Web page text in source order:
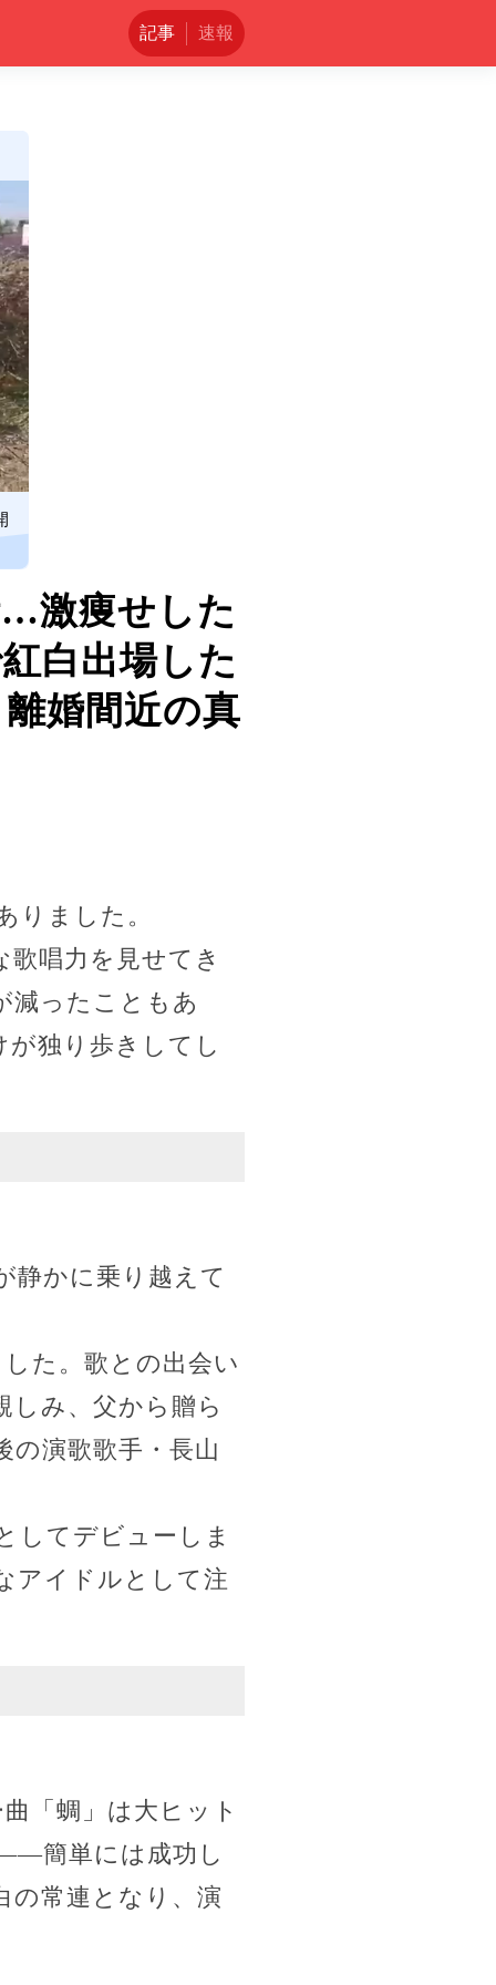
記事 速報
激痩せした
白出場した
婚間近の真
りました。
唱力を見せてき
減ったこともあ
独り歩きしてし
静かに乗り越えて
た。歌との出会い
しみ、父から贈ら
の演歌歌手・長山
してデビューしま
アイドルとして注
「蜩」は大ヒット
簡単には成功し
の常連となり、演